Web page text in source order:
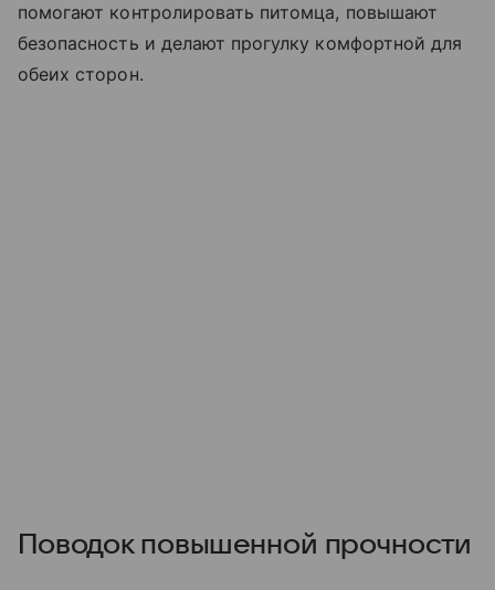
помогают контролировать питомца, повышают
безопасность и делают прогулку комфортной для
обеих сторон.
Поводок повышенной прочности